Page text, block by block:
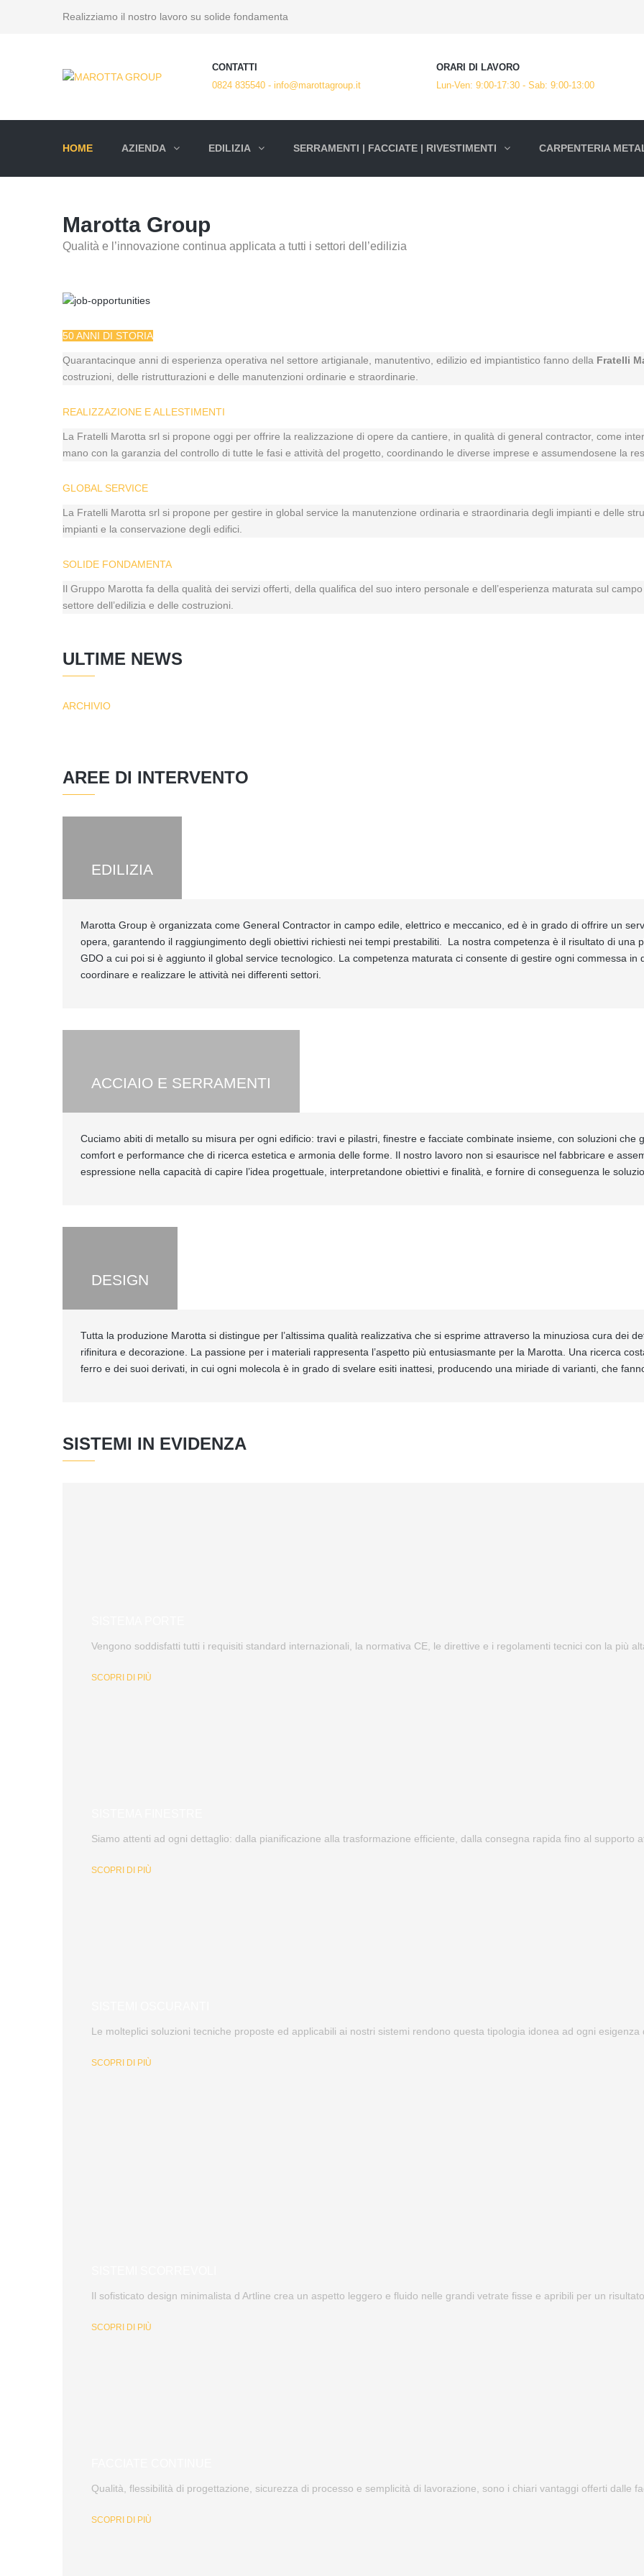
Realizziamo il nostro lavoro su solide fondamenta
CONTATTI
0824 835540 - info@marottagroup.it
ORARI DI LAVORO
Lun-Ven: 9:00-17:30 - Sab: 9:00-13:00
HOME AZIENDA EDILIZIA SERRAMENTI | FACCIATE | RIVESTIMENTI CARPENTERIA
Marotta Group
Qualità e l’innovazione continua applicata a tutti i settori dell’edilizia
50 ANNI DI STORIA
Quarantacinque anni di esperienza operativa nel settore artigianale, manutentivo, edilizio ed impiantistico fanno della Fratelli
costruzioni, delle ristrutturazioni e delle manutenzioni ordinarie e straordinarie.
REALIZZAZIONE E ALLESTIMENTI
La Fratelli Marotta srl si propone oggi per offrire la realizzazione di opere da cantiere, in qualità di general contractor, come
mano con la garanzia del controllo di tutte le fasi e attività del progetto, coordinando le diverse imprese e assumendosene la
GLOBAL SERVICE
La Fratelli Marotta srl si propone per gestire in global service la manutenzione ordinaria e straordinaria degli impianti e delle
impianti e la conservazione degli edifici.
SOLIDE FONDAMENTA
Il Gruppo Marotta fa della qualità dei servizi offerti, della qualifica del suo intero personale e dell’esperienza maturata sul
settore dell’edilizia e delle costruzioni.
ULTIME NEWS
ARCHIVIO
AREE DI INTERVENTO
EDILIZIA
Marotta Group è organizzata come General Contractor in campo edile, elettrico e meccanico, ed è in grado di offrire un
opera, garantendo il raggiungimento degli obiettivi richiesti nei tempi prestabiliti. La nostra competenza è il risultato di una
GDO a cui poi si è aggiunto il global service tecnologico. La competenza maturata ci consente di gestire ogni commessa in
coordinare e realizzare le attività nei differenti settori.
ACCIAIO E SERRAMENTI
Cuciamo abiti di metallo su misura per ogni edificio: travi e pilastri, finestre e facciate combinate insieme, con soluzioni che
comfort e performance che di ricerca estetica e armonia delle forme. Il nostro lavoro non si esaurisce nel fabbricare e
espressione nella capacità di capire l’idea progettuale, interpretandone obiettivi e finalità, e fornire di conseguenza le
DESIGN
Tutta la produzione Marotta si distingue per l’altissima qualità realizzativa che si esprime attraverso la minuziosa cura dei
rifinitura e decorazione. La passione per i materiali rappresenta l’aspetto più entusiasmante per la Marotta. Una ricerca
ferro e dei suoi derivati, in cui ogni molecola è in grado di svelare esiti inattesi, producendo una miriade di varianti, che
SISTEMI IN EVIDENZA
Vengono soddisfatti tutti i requisiti standard internazionali, la normativa CE, le direttive e i regolamenti tecnici con la più
SCOPRI DI PIÙ
Siamo attenti ad ogni dettaglio: dalla pianificazione alla trasformazione efficiente, dalla consegna rapida fino al supporto
SCOPRI DI PIÙ
Le molteplici soluzioni tecniche proposte ed applicabili ai nostri sistemi rendono questa tipologia idonea ad ogni esigenza
SCOPRI DI PIÙ
Il sofisticato design minimalista d Artline crea un aspetto leggero e fluido nelle grandi vetrate fisse e apribili per un
SCOPRI DI PIÙ
Qualità, flessibilità di progettazione, sicurezza di processo e semplicità di lavorazione, sono i chiari vantaggi offerti dalle
SCOPRI DI PIÙ